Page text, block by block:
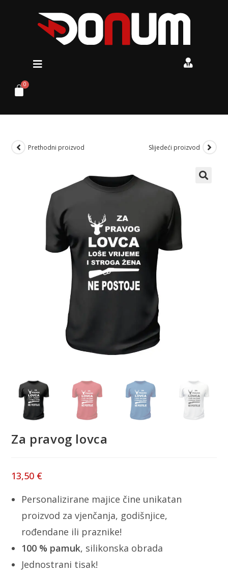
Prethodni proizvod Slijedeći proizvod
Za pravog lovca
13,50 €
Personalizirane majice čine unikatan
proizvod za vjenčanja, godišnjice,
rođendane ili praznike!
100 % pamuk, silikonska obrada
Jednostrani tisak!